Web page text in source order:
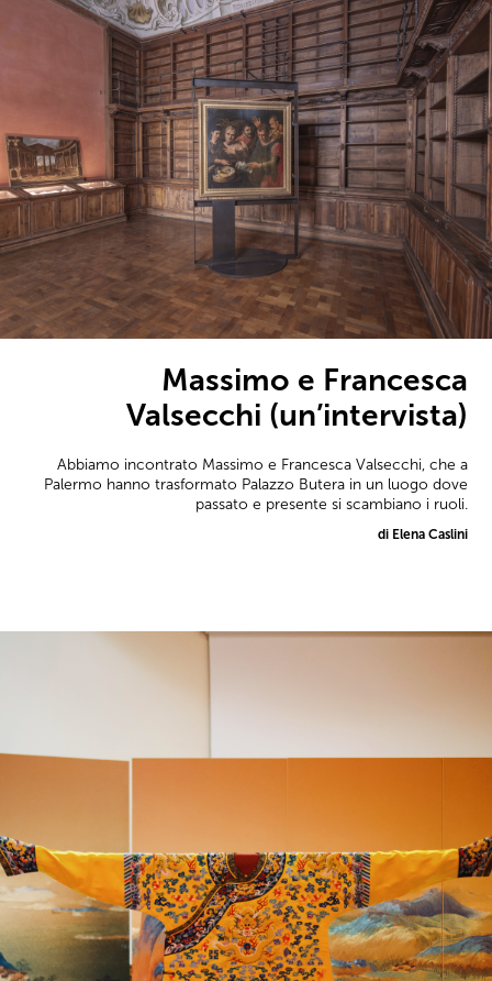
Massimo e Francesca
Valsecchi (un’intervista)
Abbiamo incontrato Massimo e Francesca Valsecchi, che a
Palermo hanno trasformato Palazzo Butera in un luogo dove
passato e presente si scambiano i ruoli.
di Elena Caslini